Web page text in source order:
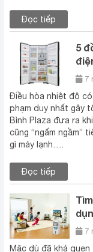
Đọc tiếp
5
7
Điều hòa nhiệt độ
phạm duy nhất gây
Bình Plaza đưa ra
cũng “ngấm ngầm”
gì máy lạnh….
Đọc tiếp
7
Mặc dù đã khá